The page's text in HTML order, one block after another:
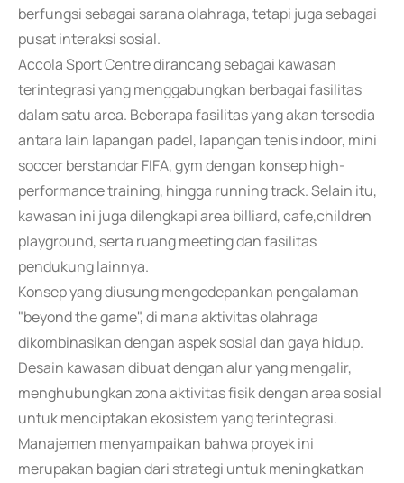
berfungsi sebagai sarana olahraga, tetapi juga sebagai
pusat interaksi sosial.
Accola Sport Centre dirancang sebagai kawasan
terintegrasi yang menggabungkan berbagai fasilitas
dalam satu area. Beberapa fasilitas yang akan tersedia
antara lain lapangan padel, lapangan tenis indoor, mini
soccer berstandar FIFA, gym dengan konsep high-
performance training, hingga running track. Selain itu,
kawasan ini juga dilengkapi area billiard, cafe,children
playground, serta ruang meeting dan fasilitas
pendukung lainnya.
Konsep yang diusung mengedepankan pengalaman
"beyond the game", di mana aktivitas olahraga
dikombinasikan dengan aspek sosial dan gaya hidup.
Desain kawasan dibuat dengan alur yang mengalir,
menghubungkan zona aktivitas fisik dengan area sosial
untuk menciptakan ekosistem yang terintegrasi.
Manajemen menyampaikan bahwa proyek ini
merupakan bagian dari strategi untuk meningkatkan